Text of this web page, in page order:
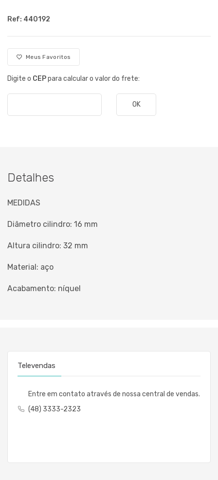
Ref: 440192
Meus Favoritos
Digite o CEPpara calcular o valor do frete:
OK
Detalhes
MEDIDAS
Diâmetro cilindro: 16 mm
Altura cilindro: 32 mm
Material: aço
Acabamento: níquel
Televendas
Entre em contato através de nossa central de vendas.
(48) 3333-2323